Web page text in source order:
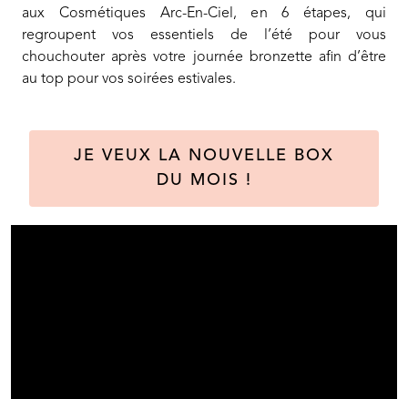
aux Cosmétiques Arc-En-Ciel, en 6 étapes, qui
regroupent vos essentiels de l’été pour vous
chouchouter après votre journée bronzette afin d’être
au top pour vos soirées estivales.
JE VEUX LA NOUVELLE BOX
DU MOIS !